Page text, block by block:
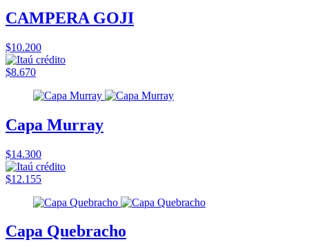
CAMPERA GOJI
$10.200
$8.670
Capa Murray
$14.300
$12.155
Capa Quebracho